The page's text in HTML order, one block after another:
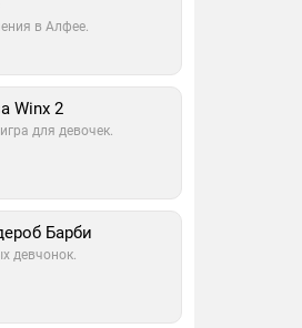
в Алфее.
Winx 2
для девочек.
Барби
девчонок.